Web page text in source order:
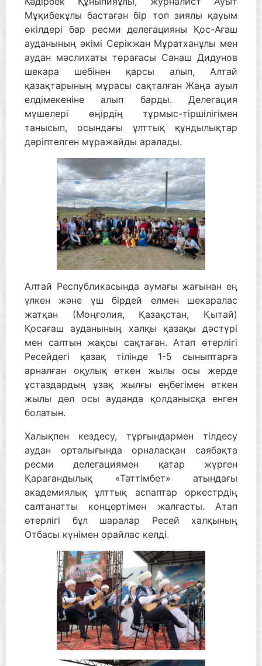
Мұқибекұлы бастаған бір топ зиялы қауым
өкілдері бар ресми делегацияны Қос-Ағаш
ауданының әкімі Серікжан Мұратханұлы мен
аудан мәслихаты төрағасы Санаш Дидунов
шекара шебінен қарсы алып, Алтай
қазақтарының мұрасы сақталған Жаңа ауыл
елдімекеніне алып барды. Делегация
мүшелері өңірдің тұрмыс-тіршілігімен
танысып, осындағы ұлттық құндылықтар
дәріптелген мұражайды аралады.
Алтай Республикасында аумағы жағынан ең
үлкен және үш бірдей елмен шекаралас
жатқан (Моңғолия, Қазақстан, Қытай)
Қосағаш ауданының халқы қазақы дәстүрі
мен салтын жақсы сақтаған. Атап өтерлігі
Ресейдегі қазақ тілінде 1-5 сыныптарға
арналған оқулық өткен жылы осы жерде
ұстаздардың ұзақ жылғы еңбегімен өткен
жылы дәл осы ауданда қолданысқа енген
болатын.
Халықпен кездесу, тұрғындармен тілдесу
аудан орталығында орналасқан саябақта
ресми делегациямен қатар жүрген
Қарағандылық «Тәттімбет» атындағы
академиялық ұлттық аспаптар оркестрдің
салтанатты концертімен жалғасты. Атап
өтерлігі бұл шаралар Ресей халқының
Отбасы күнімен орайлас келді.